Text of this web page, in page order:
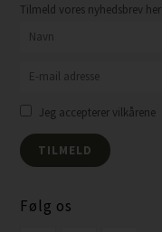
Tilmeld vores nyhedsbrev her
Jeg accepterer vilkårene
Følg os